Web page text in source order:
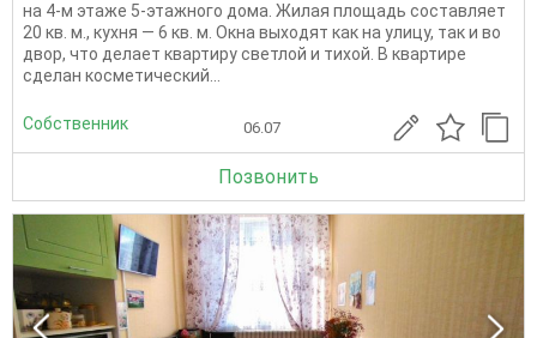
на 4-м этаже 5-этажного дома. Жилая площадь составляет
20 кв. м., кухня — 6 кв. м. Окна выходят как на улицу, так и во
двор, что делает квартиру светлой и тихой. В квартире
сделан косметический...
Собственник 06.07
Позвонить